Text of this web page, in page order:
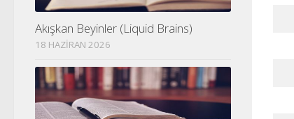
Akışkan Beyinler (Liquid Brains)
18 HAZIRAN 2026